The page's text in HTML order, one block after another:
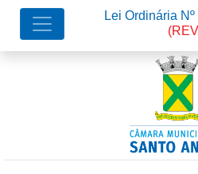
Lei Ordinária